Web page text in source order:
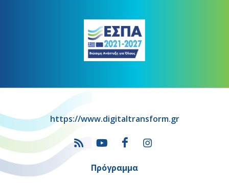
https://www.digitaltransform.gr
Πρόγραμμα